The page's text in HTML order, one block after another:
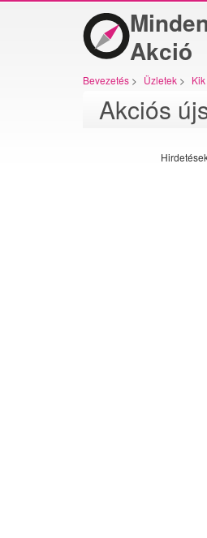
Akció
Bevezetés > Üzletek > Kik